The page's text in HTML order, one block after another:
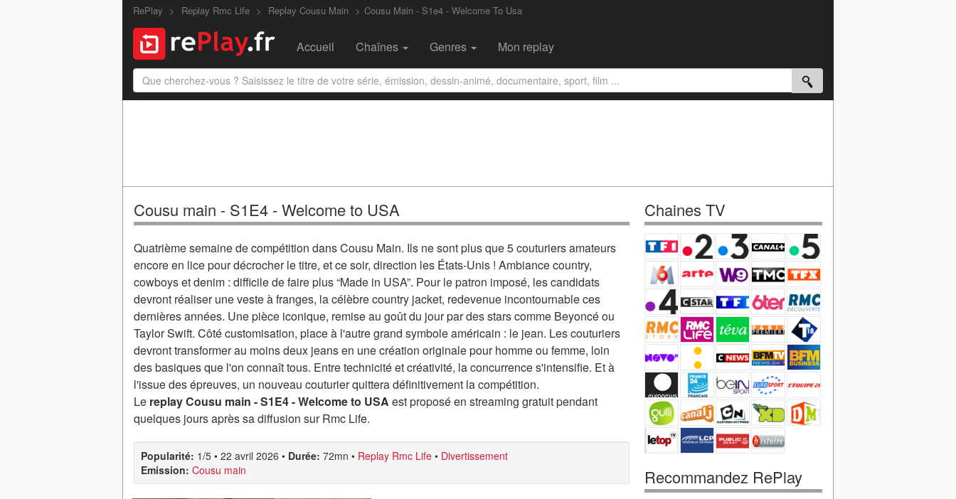
RePlay Replay Rmc Life Replay Cousu Main Cousu Main - S1e4 - Welcome To Usa
Accueil Chaînes Genres Mon replay
Cousu main - S1E4 - Welcome to USA
Quatrième semaine de compétition dans Cousu Main. Ils ne sont plus que 5 couturiers amateurs
encore en lice pour décrocher le titre, et ce soir, direction les États-Unis ! Ambiance country,
cowboys et denim : difficile de faire plus “Made in USA”. Pour le patron imposé, les candidats
devront réaliser une veste à franges, la célèbre country jacket, redevenue incontournable ces
dernières années. Une pièce iconique, remise au goût du jour par des stars comme Beyoncé ou
Taylor Swift. Côté customisation, place à l'autre grand symbole américain : le jean. Les couturiers
devront transformer au moins deux jeans en une création originale pour homme ou femme, loin
des basiques que l'on connaît tous. Entre technicité et créativité, la concurrence s'intensifie. Et à
l'issue des épreuves, un nouveau couturier quittera définitivement la compétition.
Le replay Cousu main - S1E4 - Welcome to USA est proposé en streaming gratuit pendant
quelques jours après sa diffusion sur Rmc Life.
Popularité: 1/5 • 22 avril 2026 • Durée: 72mn • Replay Rmc Life • Divertissement
Emission: Cousu main
Chaines TV
Recommandez RePlay